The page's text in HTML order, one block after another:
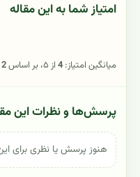
امتیاز شما به این مقاله
میانگین امتیاز: 4از ۵، بر اساس 2
پرسش‌ها و نظرات این
هنوز پرسش یا نظری برای